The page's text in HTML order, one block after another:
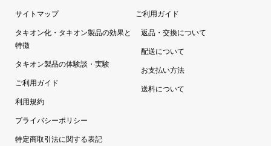
サイトマップ
タキオン化・タキオン製品の効果と
特徴
タキオン製品の体験談・実験
ご利用ガイド
利用規約
プライバシーポリシー
特定商取引法に関する表記
ご利用ガイド
返品・交換について
配送について
お支払い方法
送料について